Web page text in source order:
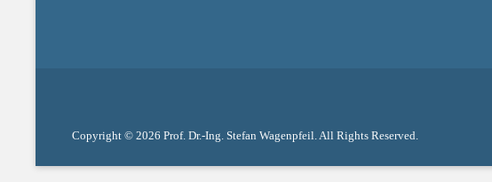
Copyright © 2026 Prof. Dr.-Ing. Stefan Wagenpfeil . All Rights Reserved.